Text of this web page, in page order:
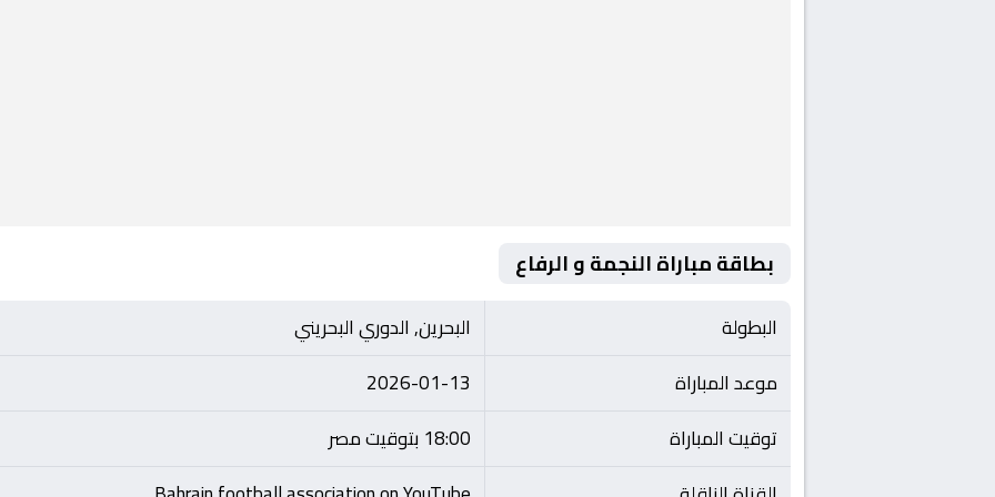
بطاقة مباراة النجمة و الرفاع
البطولة
البحرين, الدوري البحريني
موعد المباراة
2026-01-13
توقيت المباراة
18:00 بتوقيت مصر